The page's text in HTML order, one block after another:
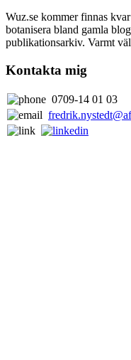
Wuz.se kommer finnas
botanisera bland gamla
publikationsarkiv. Varmt
Kontakta mig
0709-14 01 03